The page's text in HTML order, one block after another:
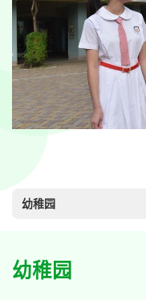
幼稚园
幼稚园